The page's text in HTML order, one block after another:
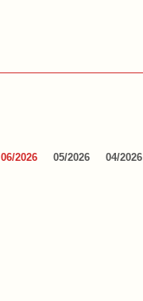
06/2026 05/2026 04/2026